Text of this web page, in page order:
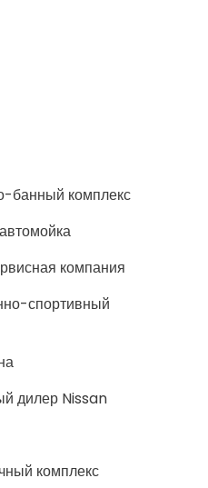
банный комплекс
компания
спортивный
дилер Nissan
комплекс